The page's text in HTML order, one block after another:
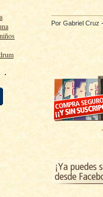
Por Gabriel Cruz